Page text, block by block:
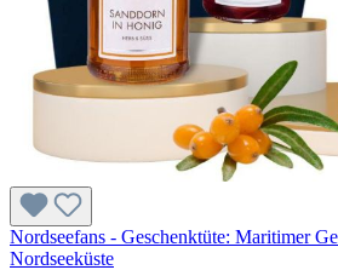
Nordseefans - Geschenktüte: Maritimer
Nordseeküste